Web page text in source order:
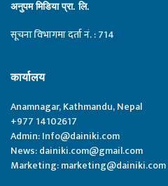
अनुपम मिडिया प्रा. लि.
सूचना विभागमा दर्ता नं. : 714
कार्यालय
Anamnagar, Kathmandu, Nepal
+977 14102617
Admin:Info@dainiki.com
News:dainiki.com@gmail.com
Marketing:marketing@dainiki.com